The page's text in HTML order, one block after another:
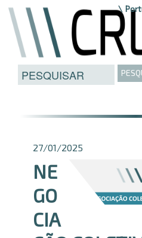
Saltar para o conteúdo
27/01/2025
NE
GO
CIA